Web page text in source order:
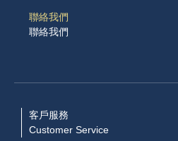
聯絡我們
聯絡我們
客戶服務
Customer Service